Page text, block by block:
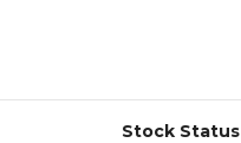
Stock Status